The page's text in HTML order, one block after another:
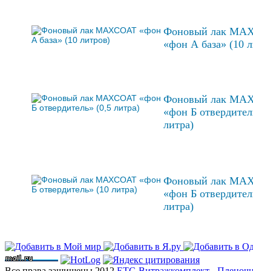
Фоновый лак
«фон А база» (10
Фоновый лак
«фон Б
литра)
Фоновый лак
«фон Б
литра)